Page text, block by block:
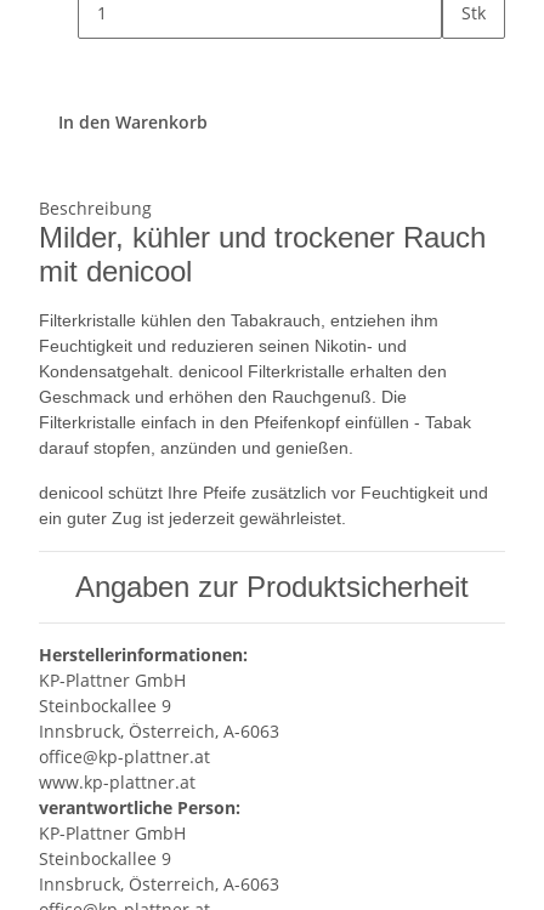
Stk
In den Warenkorb
Beschreibung
Milder, kühler und trockener Rauch
mit denicool
Filterkristalle kühlen den Tabakrauch, entziehen ihm
Feuchtigkeit und reduzieren seinen Nikotin- und
Kondensatgehalt. denicool Filterkristalle erhalten den
Geschmack und erhöhen den Rauchgenuß. Die
Filterkristalle einfach in den Pfeifenkopf einfüllen - Tabak
darauf stopfen, anzünden und genießen.
denicool schützt Ihre Pfeife zusätzlich vor Feuchtigkeit und
ein guter Zug ist jederzeit gewährleistet.
Angaben zur Produktsicherheit
Herstellerinformationen:
KP-Plattner GmbH
Steinbockallee 9
Innsbruck, Österreich, A-6063
office@kp-plattner.at
www.kp-plattner.at
verantwortliche Person:
KP-Plattner GmbH
Steinbockallee 9
Innsbruck, Österreich, A-6063